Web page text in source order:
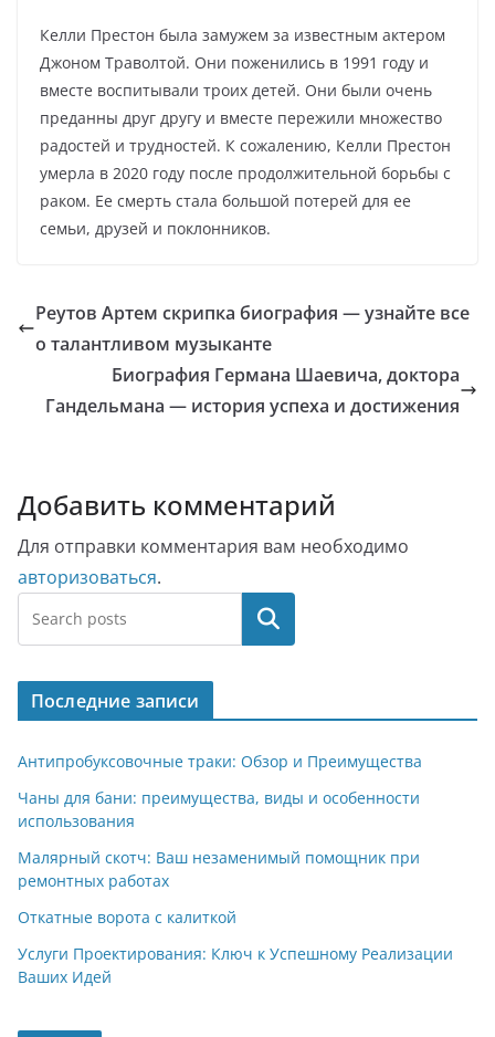
Келли Престон была замужем за известным актером
Джоном Траволтой. Они поженились в 1991 году и
вместе воспитывали троих детей. Они были очень
преданны друг другу и вместе пережили множество
радостей и трудностей. К сожалению, Келли Престон
умерла в 2020 году после продолжительной борьбы с
раком. Ее смерть стала большой потерей для ее
семьи, друзей и поклонников.
Реутов Артем скрипка биография — узнайте все
о талантливом музыканте
Биография Германа Шаевича, доктора
Гандельмана — история успеха и достижения
Добавить комментарий
Для отправки комментария вам необходимо
авторизоваться.
Поиск
Последние записи
Антипробуксовочные траки: Обзор и Преимущества
Чаны для бани: преимущества, виды и особенности
использования
Малярный скотч: Ваш незаменимый помощник при
ремонтных работах
Откатные ворота с калиткой
Услуги Проектирования: Ключ к Успешному Реализации
Ваших Идей